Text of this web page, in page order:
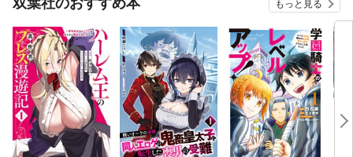
双葉社のおすすめ本 もっと見る